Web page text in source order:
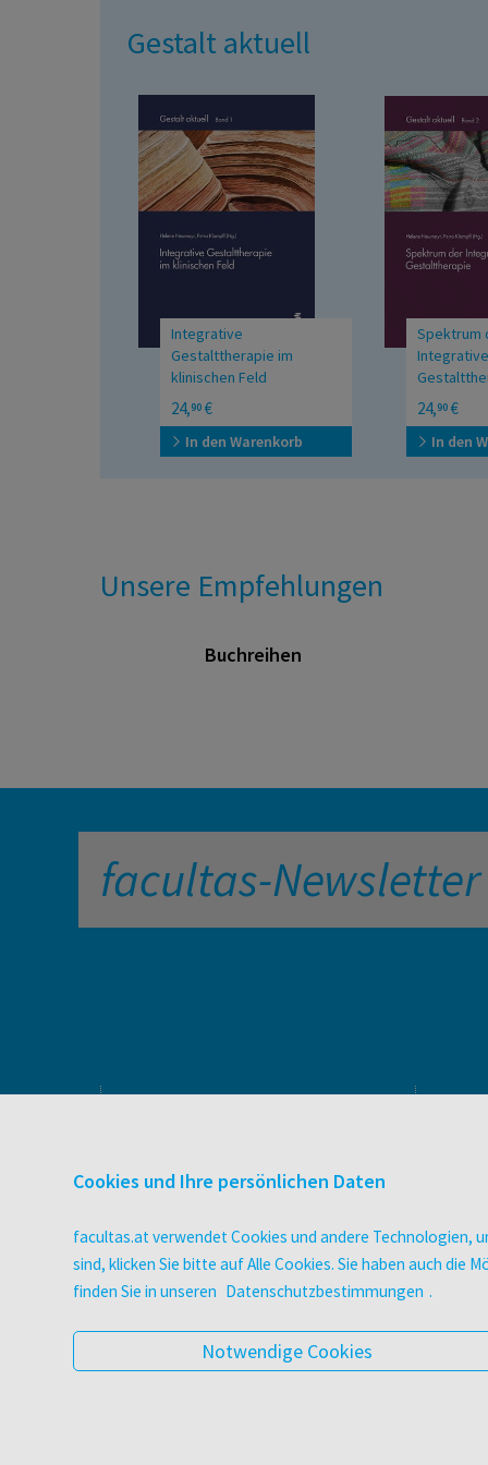
Gestalt aktuell
Integrative
Gestalttherapie im
klinischen Feld
24,90 €
In den Warenkorb
Spektrum
24,90 €
In den
Unsere Empfehlungen
Buchreihen
facultas-Newsletter
Buchhandel
Druckerei facultas druckt.
Wissen Magazin
Pflegeausbildung
Cookies und Ihre persönlichen Daten
facultas.at verwendet Cookies und andere Technologien,
sind, klicken Sie bitte auf Alle Cookies. Sie haben auch
finden Sie in unseren Datenschutzbestimmungen .
Notwendige Cookies